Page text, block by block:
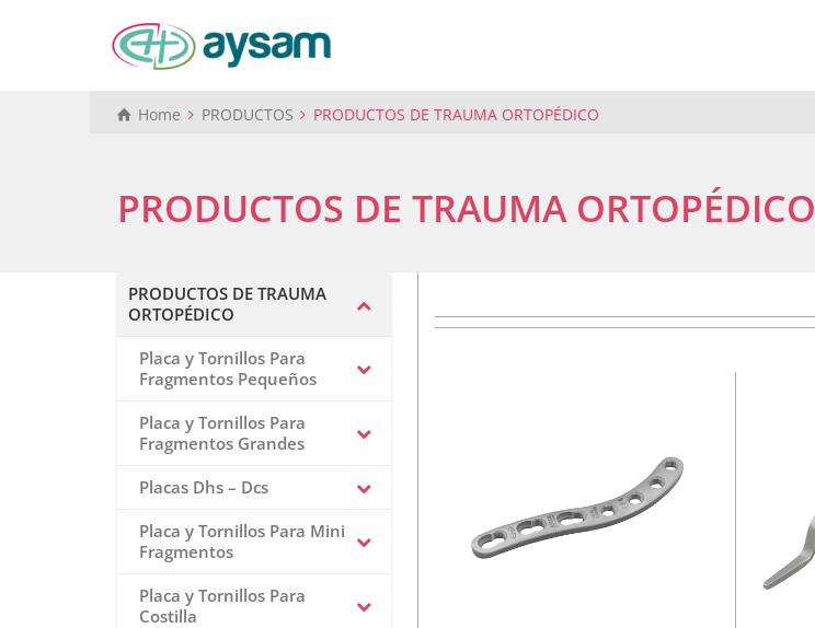
Home PRODUCTOS PRODUCTOS DE TRAUMA ORTOPÉDICO
PRODUCTOS DE TRAUMA ORTOPÉDICO
PRODUCTOS DE TRAUMA
ORTOPÉDICO
Placa y Tornillos Para
Fragmentos Pequeños
Placa y Tornillos Para
Fragmentos Grandes
Placas Dhs – Dcs
Placa y Tornillos Para Mini
Fragmentos
Placa y Tornillos Para
Costilla